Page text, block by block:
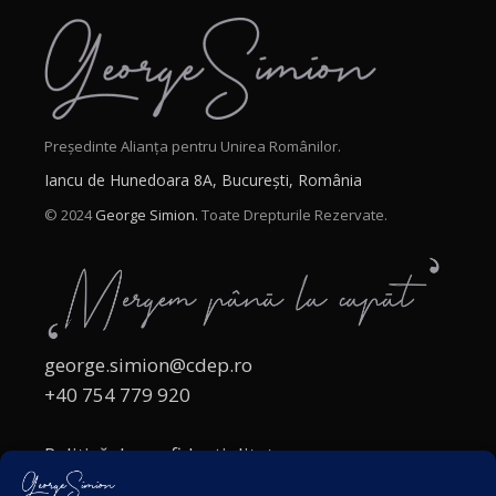
Președinte Alianța pentru Unirea Românilor.
Iancu de Hunedoara 8A, București, România
© 2024George Simion. Toate Drepturile Rezervate.
george.simion@cdep.ro
+40 754 779 920
Politică de confidențialitate
Politica cookies